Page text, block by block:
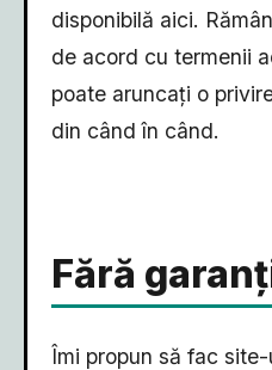
disponibilă aici.
de acord cu termenii
poate aruncați o
din când în când.
Fără
Îmi propun să fac